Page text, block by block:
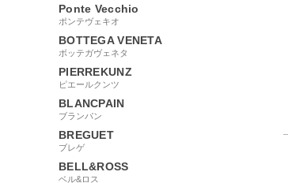
Ponte Vecchio
ポンテヴェキオ
BOTTEGA VENETA
ボッテガヴェネタ
PIERREKUNZ
ピエールクンツ
BLANCPAIN
ブランパン
BREGUET
ブレゲ
BELL&ROSS
ベル&ロス